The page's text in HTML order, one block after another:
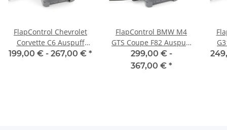
FlapControl Chevrolet
Corvette C6 Auspuff
Klappensteuerung
199,00 € - 267,00 € *
FlapControl BMW M4
GTS Coupe F82 Auspuff
Klappensteuerung
299,00 € -
367,00 € *